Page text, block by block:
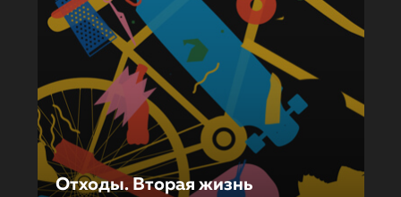
Отходы. Вторая жизнь